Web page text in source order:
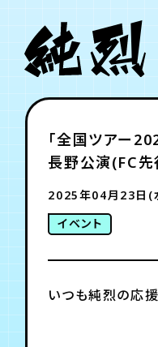
お知らせ
NEWS
紹介
PROFILE
グッズ
GOODS 会員登録
チケット
「全国ツアー
長野公演(FC先
2025年04月23日(
イベント
いつも純烈の応援